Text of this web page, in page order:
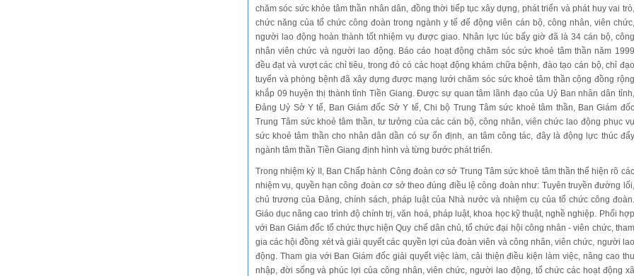
chăm sóc sức khỏe tâm thần nhân dân, đồng thời tiếp tục xây dựng, phát triển và phát huy vai trò,
chức năng của tổ chức công đoàn trong ngành y tế để động viên cán bộ, công nhân, viên chức,
người lao động hoàn thành tốt nhiệm vụ được giao. Nhân lực lúc bấy giờ đã là 34 cán bộ, công
nhân viên chức và người lao động. Báo cáo hoạt động chăm sóc sức khoẻ tâm thần năm 1999
đều đạt và vượt các chỉ tiêu, trong đó có các hoạt động khám chữa bệnh, đào tạo cán bộ, chỉ đạo
tuyến và phòng bệnh đã xây dựng được mạng lưới chăm sóc sức khoẻ tâm thần cộng đồng rộng
khắp 09 huyện thị thành tỉnh Tiền Giang. Được sự quan tâm lãnh đạo của Uỷ Ban nhân dân tỉnh,
Đảng Uỷ Sở Y tế, Ban Giám đốc Sở Y tế, Chi bộ Trung Tâm sức khoẻ tâm thần, Ban Giám đốc
Trung Tâm sức khoẻ tâm thần, tư tưởng của các cán bộ, công nhân, viên chức lao động phục vụ
sức khoẻ tâm thần cho nhân dân dần có sự ổn định, an tâm công tác, đây là động lực thúc đẩy
ngành tâm thần Tiền Giang định hình và từng bước phát triển.
Trong nhiệm kỳ II, Ban Chấp hành Công đoàn cơ sở Trung Tâm sức khoẻ tâm thần thể hiện rõ các
nhiệm vụ, quyền hạn công đoàn cơ sở theo đúng điều lệ công đoàn như: Tuyên truyền đường lối,
chủ trương của Đảng, chính sách, pháp luật của Nhà nước và nhiệm cụ của tổ chức công đoàn.
Giáo dục nâng cao trình độ chính trị, văn hoá, pháp luật, khoa học kỹ thuật, nghề nghiệp. Phối hợp
với Ban Giám đốc tổ chức thực hiện Quy chế dân chủ, tổ chức đại hội công nhân - viên chức, tham
gia các hội đồng xét và giải quyết các quyền lợi của đoàn viên và công nhân, viên chức, người lao
động. Tham gia với Ban Giám đốc giải quyết việc làm, cải thiện điều kiện làm việc, nâng cao thu
nhập, đời sống và phúc lợi của công nhân, viên chức, người lao động, tổ chức các hoạt động xã